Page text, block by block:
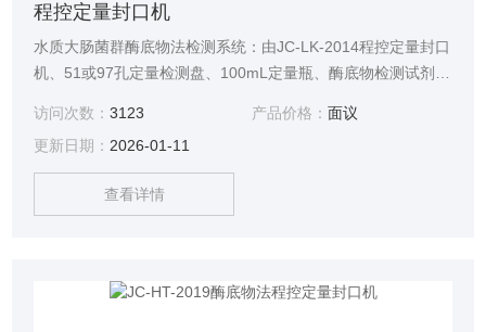
程控定量封口机
水质大肠菌群酶底物法检测系统：由JC-LK-2014程控定量封口
机、51或97孔定量检测盘、100mL定量瓶、酶底物检测试剂四
供水、管网水、废水、食品水、畜牧用水、医疗用水等。
访问次数：3123 产品价格： 面议
更新日期：2026-01-11
查看详情